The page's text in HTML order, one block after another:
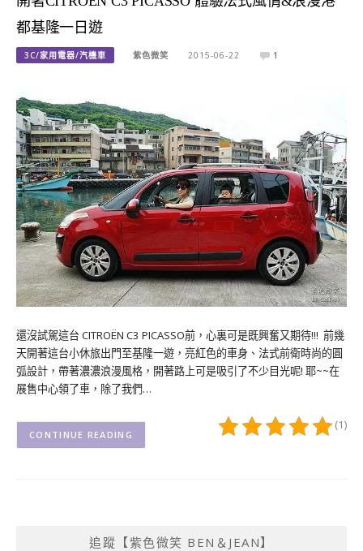
都基隆一日遊
3C/家用電器/汽機車 紫色微笑 2015-06-22 1
還沒試駕這台 CITROËN C3 PICASSO前，心裏可是既興奮又期待!!! 前幾
天開著這台小休旅出門至基隆一遊，亮紅色的車身、法式前衛時尚的圓
弧設計，帶著濃濃浪漫風格，開著路上可是吸引了不少目光呢! 耶~~在
展售中心領了車，除了我們…
(1)
CONTINUE READING
追蹤【紫色微笑 BEN＆JEAN】